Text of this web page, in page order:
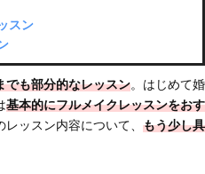
スン
でも部分的なレッスン。はじめて婚
基本的にフルメイクレッスンをおす
ッスン内容について、 もう少し具